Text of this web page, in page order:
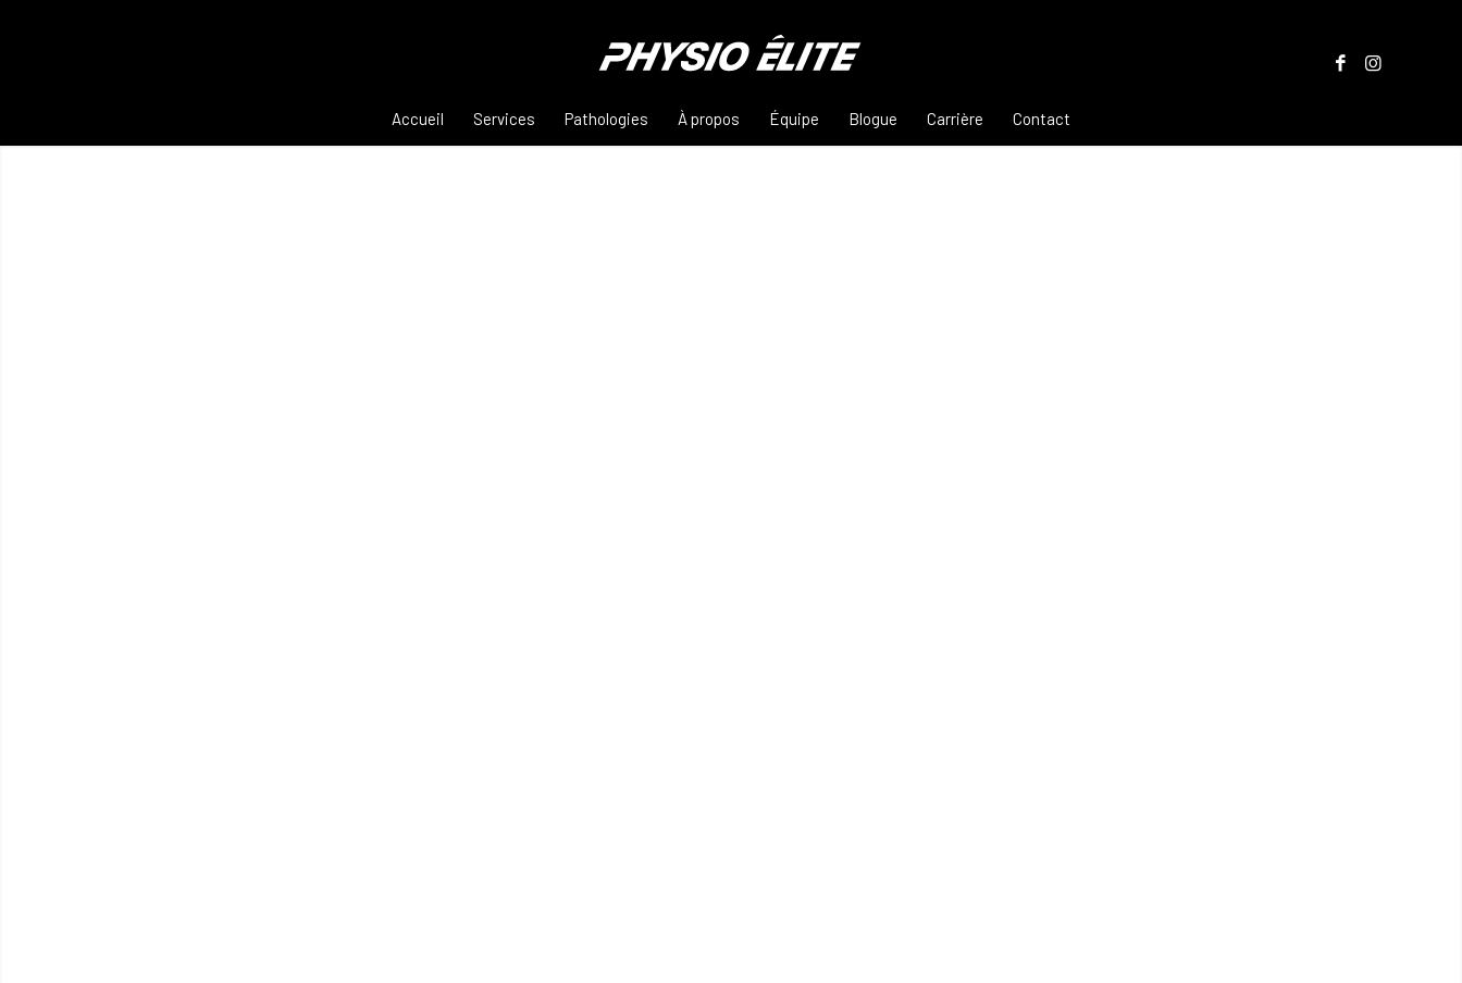
Accueil Services Pathologies À propos Équipe Blogue Carrière Contact